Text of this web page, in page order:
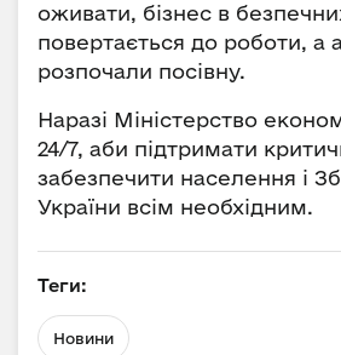
оживати, бізнес в
повертається до роботи, а
розпочали посівну.
Наразі Міністерство
24/7, аби підтримати
забезпечити населення і
України всім необхідним.
Теги:
Новини